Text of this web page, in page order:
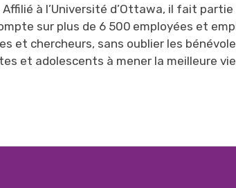
Affilié à l’Université d’Ottawa, il fait
sur plus de 6 500 employées et
et chercheurs, sans oublier les
et adolescents à mener la meilleure